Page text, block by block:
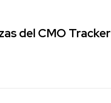
del CMO Tracker